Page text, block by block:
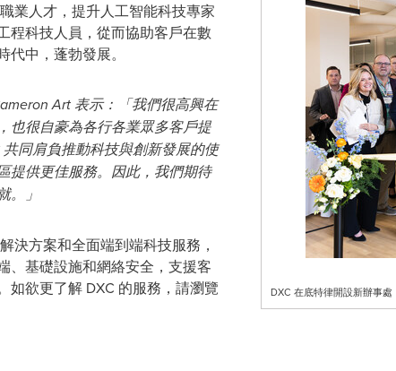
DXC 在底特律開設新辦事
業人才，提升人工智能科技專家
程科技人員，從而協助客戶在數
代中，蓬勃發展。
Art 表示：「我們很高興在
也很自豪為各行各業眾多客戶提
同肩負推動科技與創新發展的使
提供更佳服務。因此，我們期待
。」
決方案和全面端到端科技服務，
、基礎設施和網絡安全，支援客
如欲更了解 DXC 的服務，請瀏覽